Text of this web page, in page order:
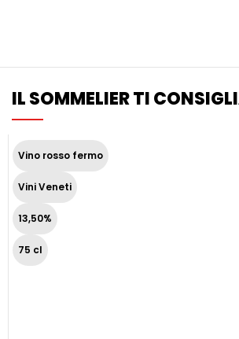
IL SOMMELIER TI
Vino rosso fermo
Vini Veneti
13,50%
75 cl